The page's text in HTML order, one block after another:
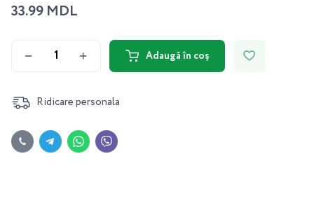
33.99 MDL
Adaugă în coș
Ridicare personala